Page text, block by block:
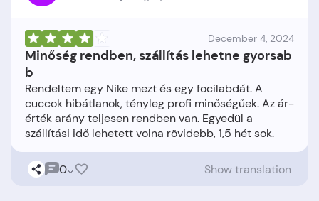
December 4, 2024
Minőség rendben, szállítás lehetne gyorsab
b
Rendeltem egy Nike mezt és egy focilabdát. A
cuccok hibátlanok, tényleg profi minőségűek. Az ár-
érték arány teljesen rendben van. Egyedül a
0 Show translation